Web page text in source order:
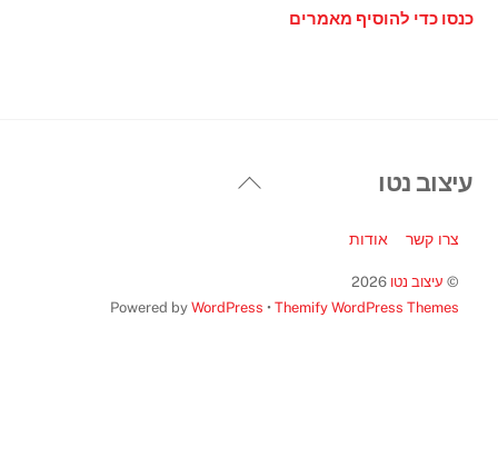
כנסו כדי להוסיף מאמרים
Back
עיצוב נטו
צרו קשר אודות
© עיצוב נטו 2026
Powered by WordPress • Themify WordPress Themes